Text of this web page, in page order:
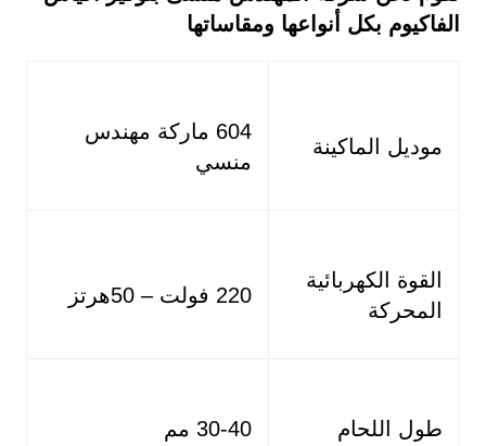
الفاكيوم بكل أنواعها ومقاساتها
موديل الماكينة
604 ماركة مهندس
منسي
القوة الكهربائية
المحركة
220 فولت – 50هرتز
طول اللحام 30-40 مم